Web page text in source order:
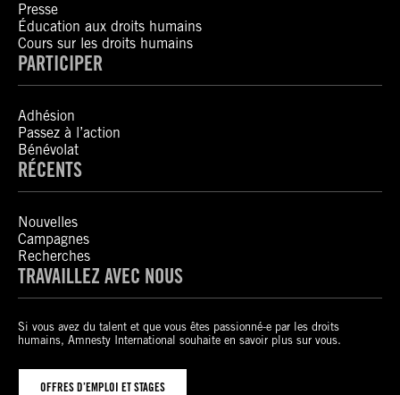
Presse
Éducation aux droits humains
Cours sur les droits humains
PARTICIPER
Adhésion
Passez à l’action
Bénévolat
RÉCENTS
Nouvelles
Campagnes
Recherches
TRAVAILLEZ AVEC NOUS
Si vous avez du talent et que vous êtes passionné-e par les droits
humains, Amnesty International souhaite en savoir plus sur vous.
OFFRES D’EMPLOI ET STAGES